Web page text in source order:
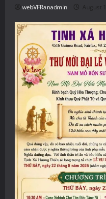
webVFRanadmin August